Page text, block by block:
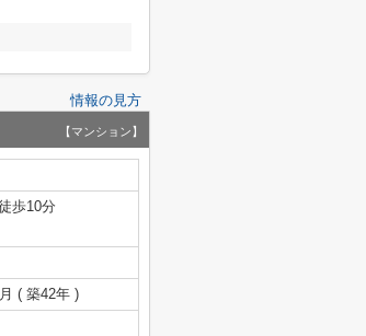
情報の見方
【マンション】
歩10分
( 築42年 )